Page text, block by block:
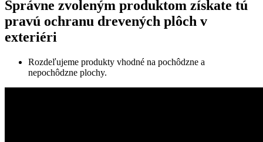
Správne zvoleným produktom získate tú
pravú ochranu drevených plôch v
exteriéri
Rozdeľujeme produkty vhodné na pochôdzne a
nepochôdzne plochy.